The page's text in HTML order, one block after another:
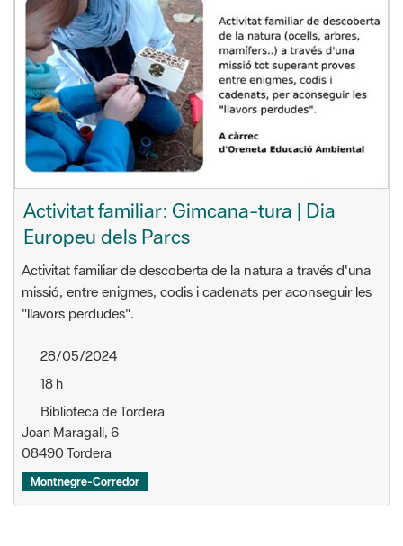
Activitat familiar: Gimcana-tura | Dia
Europeu dels Parcs
Activitat familiar de descoberta de la natura a través d'una
missió, entre enigmes, codis i cadenats per aconseguir les
"llavors perdudes".
28/05/2024
Joan Maragall, 6
08490 Tordera
Montnegre-Corredor